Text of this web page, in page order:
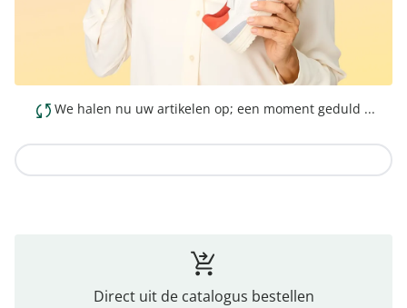
We halen nu uw artikelen op; een moment geduld ...
Direct uit de catalogus bestellen